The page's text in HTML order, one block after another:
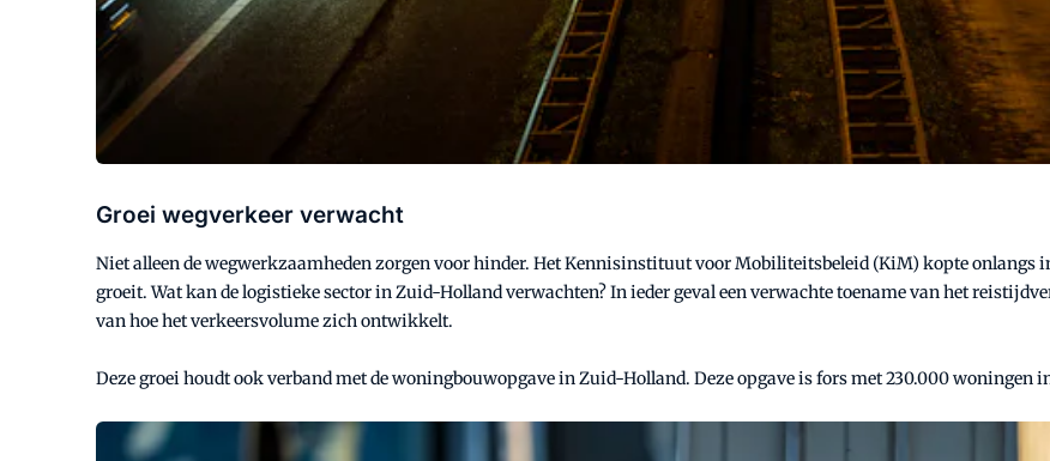
Groei wegverkeer verwacht
Niet alleen de wegwerkzaamheden zorgen voor hinder. Het Kennisinstituut voor Mobiliteitsbeleid (KiM) kopte onlangs
groeit. Wat kan de logistieke sector in Zuid-Holland verwachten? In ieder geval een verwachte toename van het
van hoe het verkeersvolume zich ontwikkelt.
Deze groei houdt ook verband met de woningbouwopgave in Zuid-Holland. Deze opgave is fors met 230.000 woningen